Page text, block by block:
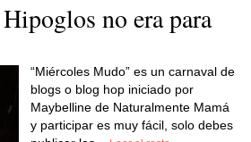
no era para
“Miércoles Mudo” es un carnaval de
blogs o blog hop iniciado por
Maybelline de Naturalmente Mamá
y participar es muy fácil, solo debes